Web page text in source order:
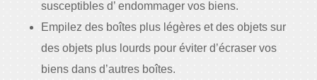
susceptibles d’ endommager vos biens.
Empilez des boîtes plus légères et des objets sur
des objets plus lourds pour éviter d’écraser vos
biens dans d’autres boîtes.